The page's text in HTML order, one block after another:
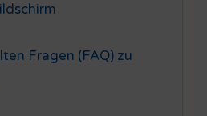
Fragen (FAQ) zu